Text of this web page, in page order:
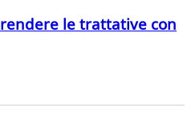
le trattative con